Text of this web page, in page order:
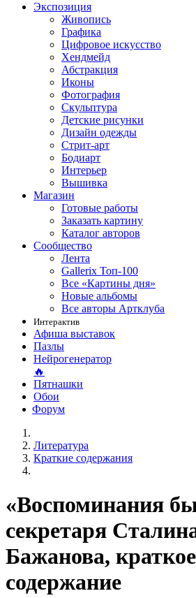
Экспозиция
Живопись
Графика
Цифровое искусство
Хендмейд
Абстракция
Иконы
Фотография
Скульптура
Детские рисунки
Дизайн одежды
Стрит-арт
Бодиарт
Интерьер
Вышивка
Магазин
Готовые работы
Заказать картину
Каталог авторов
Сообщество
Лента
Gallerix Топ-100
Все «Картины дня»
Новые альбомы
Все авторы Артклуба
Интерактив
Афиша выставок
Пазлы
Нейрогенератор
🔥
Пятнашки
Обои
Форум
Литература
Краткие содержания
«Воспоминания
секретаря
Бажанова, краткое
содержание